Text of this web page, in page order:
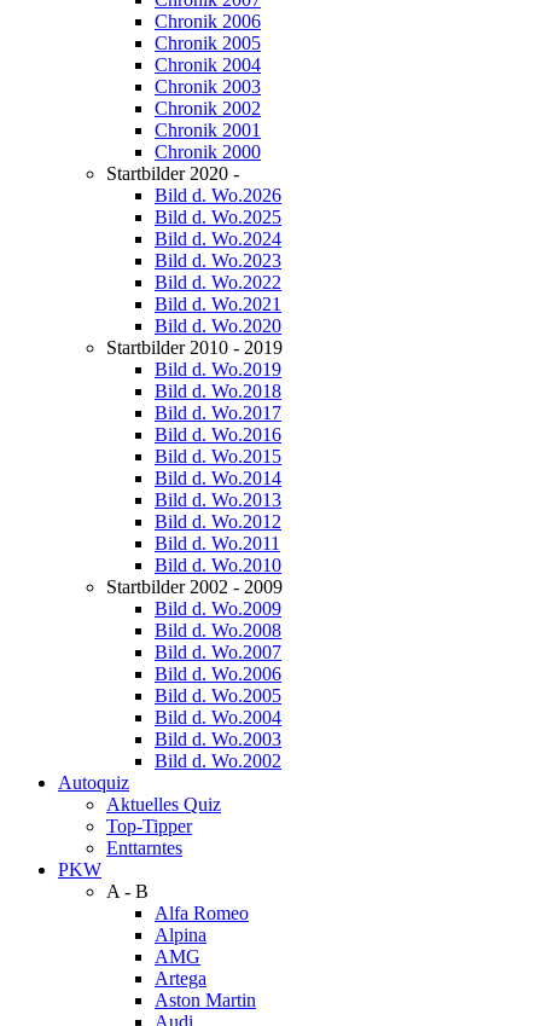
Chronik 2006
Chronik 2005
Chronik 2004
Chronik 2003
Chronik 2002
Chronik 2001
Chronik 2000
Startbilder 2020 -
Bild d. Wo.2026
Bild d. Wo.2025
Bild d. Wo.2024
Bild d. Wo.2023
Bild d. Wo.2022
Bild d. Wo.2021
Bild d. Wo.2020
Startbilder 2010 - 2019
Bild d. Wo.2019
Bild d. Wo.2018
Bild d. Wo.2017
Bild d. Wo.2016
Bild d. Wo.2015
Bild d. Wo.2014
Bild d. Wo.2013
Bild d. Wo.2012
Bild d. Wo.2011
Bild d. Wo.2010
Startbilder 2002 - 2009
Bild d. Wo.2009
Bild d. Wo.2008
Bild d. Wo.2007
Bild d. Wo.2006
Bild d. Wo.2005
Bild d. Wo.2004
Bild d. Wo.2003
Bild d. Wo.2002
Autoquiz
Aktuelles Quiz
Top-Tipper
Enttarntes
PKW
A - B
Alfa Romeo
Alpina
AMG
Artega
Aston Martin
Audi